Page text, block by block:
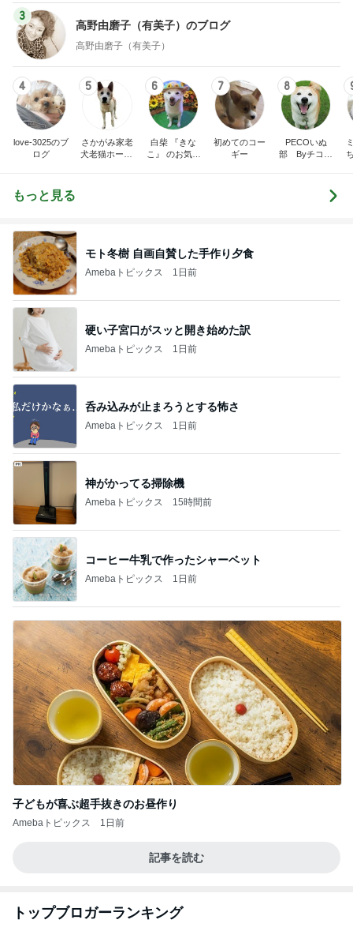
3
高野由磨子（有美子）のブログ
高野由磨子（有美子）
4
love-3025のブ
ログ
5
さかがみ家老
犬老猫ホームt
6
白柴 『きな
こ』 のお気楽
7
初めてのコー
ギー
8
PECOいぬ
部 Byチコマ
もっと見る
モト冬樹 自画自賛した手作り夕食
Amebaトピックス 1日前
硬い子宮口がスッと開き始めた訳
Amebaトピックス 1日前
呑み込みが止まろうとする怖さ
Amebaトピックス 1日前
神がかってる掃除機
Amebaトピックス 15時間前
コーヒー牛乳で作ったシャーベット
Amebaトピックス 1日前
子どもが喜ぶ超手抜きのお昼作り
Amebaトピックス 1日前
記事を読む
トップブロガーランキング